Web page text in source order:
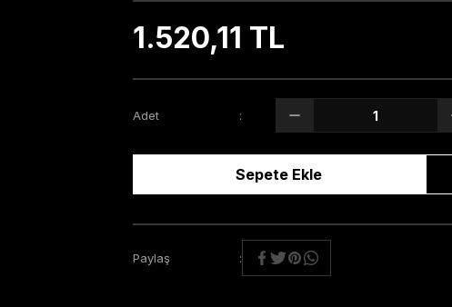
1.520,11 TL
Adet
Sepete Ekle
Paylaş